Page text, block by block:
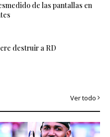
de las pantallas en
destruir a RD
Ver todo